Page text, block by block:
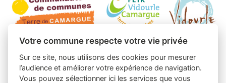
Votre commune respecte votre vie privée
Sur ce site, nous utilisons des cookies pour mesurer
l’audience et améliorer votre expérience de navigation.
Vous pouvez sélectionner ici les services que vous